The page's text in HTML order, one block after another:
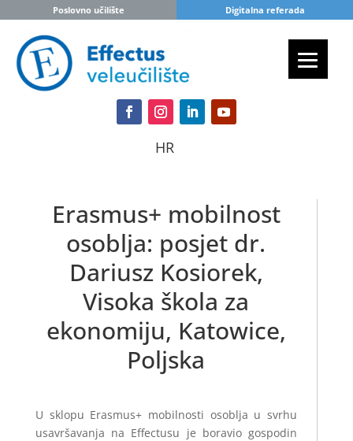
Poslovno učilište Digitalna referada
HR
Erasmus+ mobilnost
osoblja: posjet dr.
Dariusz Kosiorek,
Visoka škola za
ekonomiju, Katowice,
Poljska
U sklopu Erasmus+ mobilnosti osoblja u svrhu
usavršavanja na Effectusu je boravio gospodin